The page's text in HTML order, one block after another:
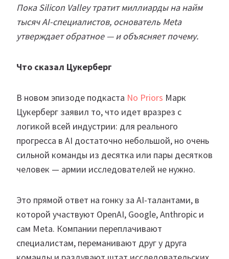
Пока Silicon Valley тратит миллиарды на найм
тысяч AI-специалистов, основатель Meta
утверждает обратное — и объясняет почему.
Что сказал Цукерберг
В новом эпизоде подкаста No Priors Марк
Цукерберг заявил то, что идет вразрез с
логикой всей индустрии: для реального
прогресса в AI достаточно небольшой, но очень
сильной команды из десятка или пары десятков
человек — армии исследователей не нужно.
Это прямой ответ на гонку за AI-талантами, в
которой участвуют OpenAI, Google, Anthropic и
сам Meta. Компании переплачивают
специалистам, переманивают друг у друга